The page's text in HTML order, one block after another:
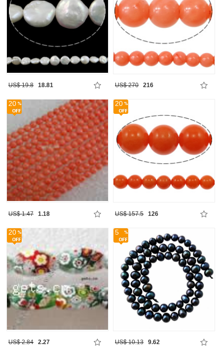
US$ 19.8 18.81 US$ 270 216
20
US$ 1.47 1.18
20
US$ 157.5 126
20
US$ 2.84 2.27
5
US$ 10.13 9.62